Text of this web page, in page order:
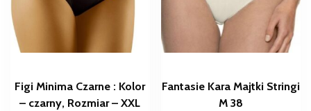
Figi Minima Czarne : Kolor
– czarny, Rozmiar – XXL
Fantasie Kara Majtki Stringi
M 38